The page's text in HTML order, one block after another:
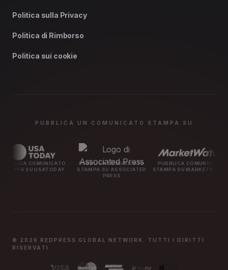
Politica sulla Privacy
Politica di Rimborso
Politica sui cookie
PUBBLICA UN COMUNICATO STAMPA SU
PUBBLICA COMUNICATO
STAMPA SU ASSOCIATED
PUBBLICA COMUNICATO
STAMPA SU MARKETWATCH
STAMPA
© 2026 REDPRESS GLOBAL NETWORK. TUTTI I DIRITTI
RISERVATI.